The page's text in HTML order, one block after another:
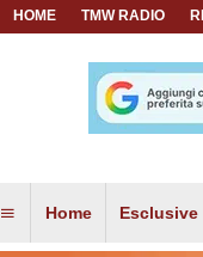
HOME TMW RADIO
Home Esclusive